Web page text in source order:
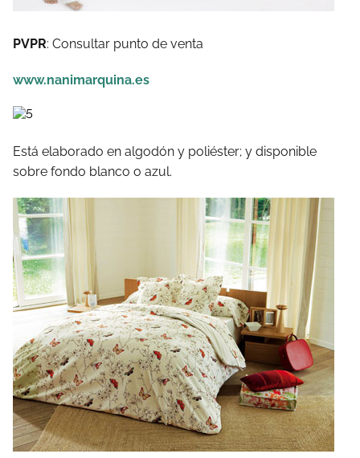
PVPR: Consultar punto de venta
www.nanimarquina.es
Está elaborado en algodón y poliéster; y disponible
sobre fondo blanco o azul.